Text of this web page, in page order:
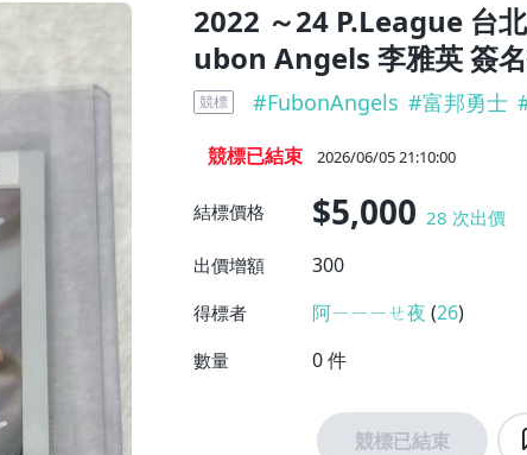
2022 ～24 P.League 台
ubon Angels 李雅英 簽
競標 #FubonAngels #富邦勇士
競標已結束 2026/06/05 21:10:00
結標價格 $5,000 28 次出價
出價增額
300
得標者 阿ㄧㄧㄧㄝ夜 (26)
數量 0件
競標已結束